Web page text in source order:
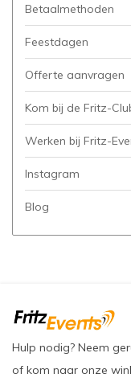
Betaalmethoden
Feestdagen
Offerte aanvragen
Kom bij de Fritz-
Werken bij Fritz-
Instagram
Blog
Hulp nodig? Neem
of kom naar onze